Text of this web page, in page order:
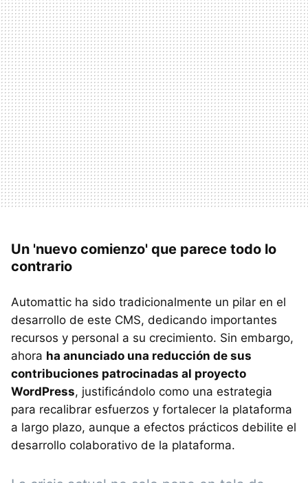
Un 'nuevo comienzo' que parece todo lo
contrario
Automattic ha sido tradicionalmente un pilar en el
desarrollo de este CMS, dedicando importantes
recursos y personal a su crecimiento. Sin embargo,
ahora ha anunciado una reducción de sus
contribuciones patrocinadas al proyecto
WordPress, justificándolo como una estrategia
para recalibrar esfuerzos y fortalecer la plataforma
a largo plazo, aunque a efectos prácticos debilite el
desarrollo colaborativo de la plataforma.